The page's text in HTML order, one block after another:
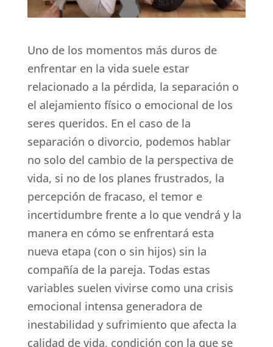
Uno de los momentos más duros de
enfrentar en la vida suele estar
relacionado a la pérdida, la separación o
el alejamiento físico o emocional de los
seres queridos. En el caso de la
separación o divorcio, podemos hablar
no solo del cambio de la perspectiva de
vida, si no de los planes frustrados, la
percepción de fracaso, el temor e
incertidumbre frente a lo que vendrá y la
manera en cómo se enfrentará esta
nueva etapa (con o sin hijos) sin la
compañía de la pareja. Todas estas
variables suelen vivirse como una crisis
emocional intensa generadora de
inestabilidad y sufrimiento que afecta la
calidad de vida, condición con la que se